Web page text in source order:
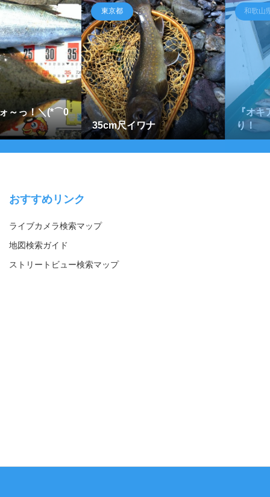
～っ！＼(*⌒0
東京都
35cm尺イワナ
和歌山
『オ
り！
おすすめリンク
ライブカメラ検索マップ
地図検索ガイド
ストリートビュー検索マップ